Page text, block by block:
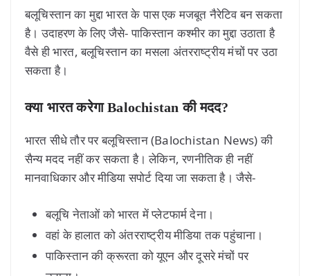
बलूचिस्तान का मुद्दा भारत के पास एक मजबूत नैरेटिव बन सकता
है। उदाहरण के लिए जैसे- पाकिस्तान कश्मीर का मुद्दा उठाता है
वैसे ही भारत, बलूचिस्तान का मसला अंतरराष्ट्रीय मंचों पर उठा
सकता है।
क्या भारत करेगा Balochistan की मदद?
भारत सीधे तौर पर बलूचिस्तान (Balochistan News) की
सैन्य मदद नहीं कर सकता है। लेकिन, रणनीतिक ही नहीं
मानवाधिकार और मीडिया सपोर्ट दिया जा सकता है। जैसे-
बलूचि नेताओं को भारत में प्लेटफार्म देना।
वहां के हालात को अंतरराष्ट्रीय मीडिया तक पहुंचाना।
पाकिस्तान की क्रूरता को यूएन और दूसरे मंचों पर